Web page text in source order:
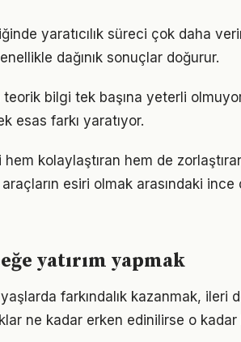
yaratıcılık süreci çok daha
dağınık sonuçlar doğurur.
bilgi tek başına yeterli olmuyor.
esas farkı yaratıyor.
hem kolaylaştıran hem de
esiri olmak arasındaki
yatırım yapmak
farkındalık kazanmak, ileri
ne kadar erken edinilirse o kadar